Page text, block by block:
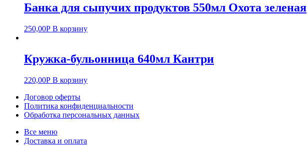
Банка для сыпучих продуктов 550мл Охота зеленая
250,00Р В корзину
Кружка-бульонница 640мл Кантри
220,00Р В корзину
Договор оферты
Политика конфиденциальности
Обработка персональных данных
Все меню
Доставка и оплата